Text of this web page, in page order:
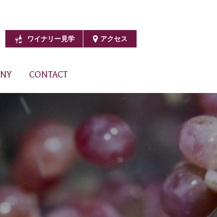
ワイナリー見学 アクセス
CONTACT